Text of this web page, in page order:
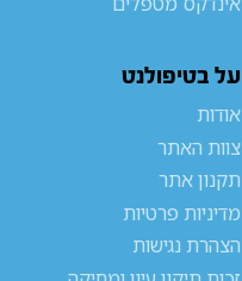
על בטיפולנט
אודות
צוות האתר
תקנון אתר
מדיניות פרטיות
הצהרת נגישות